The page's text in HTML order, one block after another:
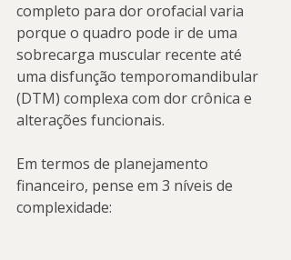
completo para dor orofacial varia
porque o quadro pode ir de uma
sobrecarga muscular recente até
uma disfunção temporomandibular
(DTM) complexa com dor crônica e
alterações funcionais.
Em termos de planejamento
financeiro, pense em 3 níveis de
complexidade: